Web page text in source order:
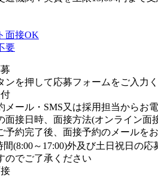
面接OK
要
ンを押して応募フォームをご入力く
付
メール・SMS又は採用担当からお
面接日時、面接方法(オンライン面
予約完了後、面接予約のメールを
(8:00～17:00)外及び土日祝日の
のでご了承ください
接